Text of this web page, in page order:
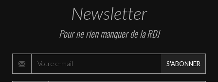
Newsletter
Pour ne rien manquer de la RDJ
S'ABONNER